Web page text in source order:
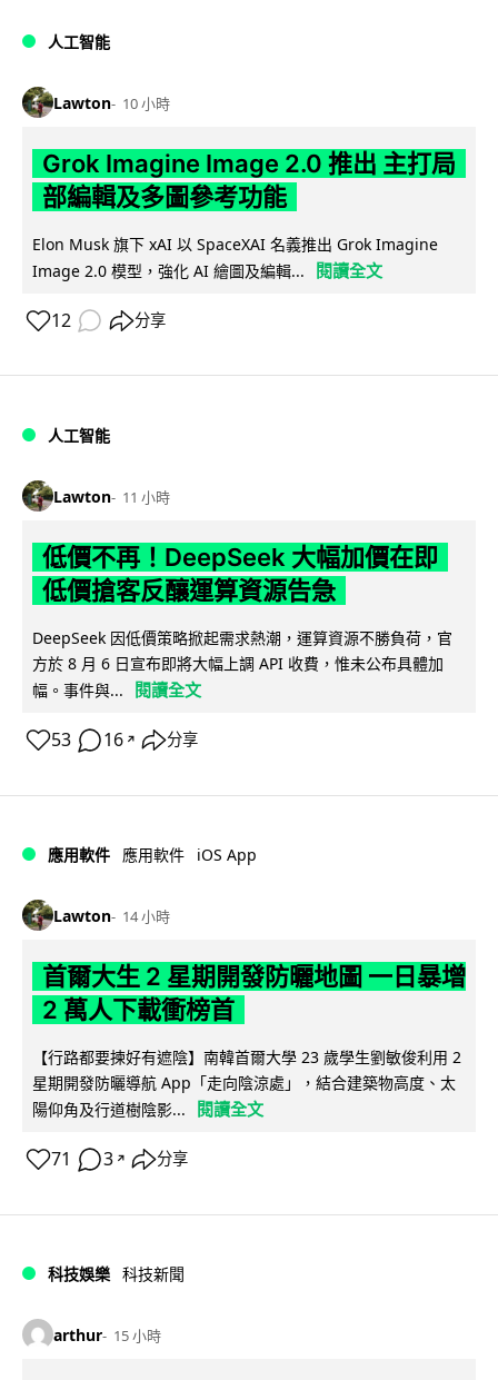
人工智能
Lawton 10 小時
Grok Imagine Image 2.0 推出 主打局
部編輯及多圖參考功能
Elon Musk 旗下 xAI 以 SpaceXAI 名義推出 Grok Imagine
Image 2.0 模型，強化 AI 繪圖及編輯...
閱讀全文
12 分享
人工智能
Lawton 11 小時
低價不再！DeepSeek 大幅加價在即
低價搶客反釀運算資源告急
DeepSeek 因低價策略掀起需求熱潮，運算資源不勝負荷，官
方於 8 月 6 日宣布即將大幅上調 API 收費，惟未公布具體加
幅。事件與...
閱讀全文
53 16 ↗ 分享
應用軟件 應用軟件 iOS App
Lawton 14 小時
首爾大生 2 星期開發防曬地圖 一日暴增
2 萬人下載衝榜首
【行路都要揀好有遮陰】南韓首爾大學 23 歲學生劉敏俊利用 2
星期開發防曬導航 App「走向陰涼處」，結合建築物高度、太
陽仰角及行道樹陰影...
閱讀全文
71 3 ↗ 分享
科技娛樂 科技新聞
arthur 15 小時